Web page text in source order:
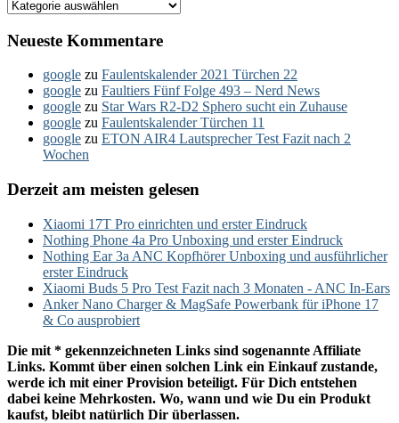
Kategorien
Neueste Kommentare
google zu Faulentskalender 2021 Türchen 22
google zu Faultiers Fünf Folge 493 – Nerd News
google zu Star Wars R2-D2 Sphero sucht ein Zuhause
google zu Faulentskalender Türchen 11
google zu ETON AIR4 Lautsprecher Test Fazit nach 2
Wochen
Derzeit am meisten gelesen
Xiaomi 17T Pro einrichten und erster Eindruck
Nothing Phone 4a Pro Unboxing und erster Eindruck
Nothing Ear 3a ANC Kopfhörer Unboxing und ausführlicher
erster Eindruck
Xiaomi Buds 5 Pro Test Fazit nach 3 Monaten - ANC In-Ears
Anker Nano Charger & MagSafe Powerbank für iPhone 17
& Co ausprobiert
Die mit * gekennzeichneten Links sind sogenannte Affiliate
Links. Kommt über einen solchen Link ein Einkauf zustande,
werde ich mit einer Provision beteiligt. Für Dich entstehen
dabei keine Mehrkosten. Wo, wann und wie Du ein Produkt
kaufst, bleibt natürlich Dir überlassen.